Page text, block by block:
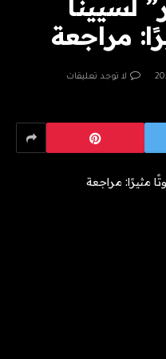
لسيينا
مراجعة
لا توجد تعليقات